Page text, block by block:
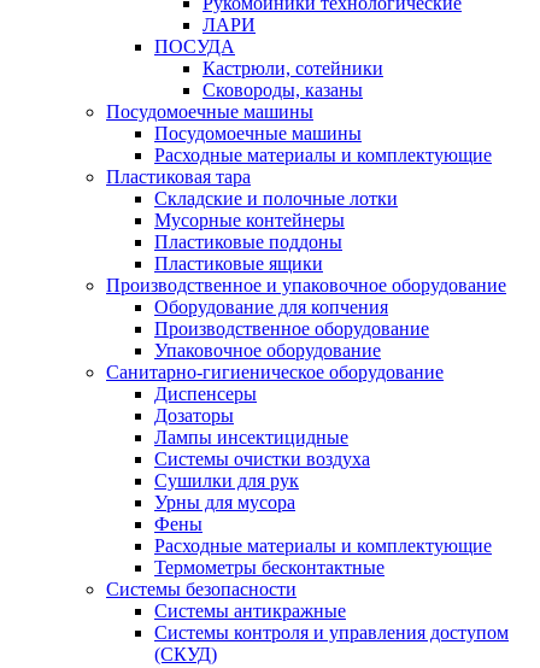
ЛАРИ
ПОСУДА
Кастрюли, сотейники
Сковороды, казаны
Посудомоечные машины
Посудомоечные машины
Расходные материалы и комплектующие
Пластиковая тара
Складские и полочные лотки
Мусорные контейнеры
Пластиковые поддоны
Пластиковые ящики
Производственное и упаковочное оборудование
Оборудование для копчения
Производственное оборудование
Упаковочное оборудование
Санитарно-гигиеническое оборудование
Диспенсеры
Дозаторы
Лампы инсектицидные
Системы очистки воздуха
Сушилки для рук
Урны для мусора
Фены
Расходные материалы и комплектующие
Термометры бесконтактные
Системы безопасности
Системы антикражные
Системы контроля и управления доступом
(СКУД)